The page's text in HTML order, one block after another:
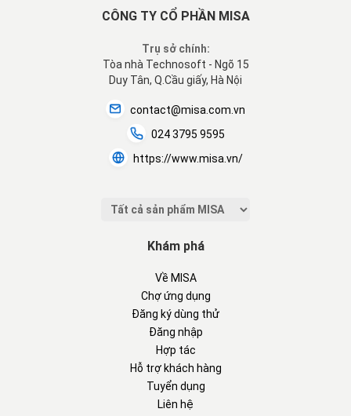
CÔNG TY CỔ PHẦN MISA
Trụ sở chính:
Tòa nhà Technosoft - Ngõ 15
Duy Tân, Q.Cầu giấy, Hà Nội
contact@misa.com.vn
024 3795 9595
https://www.misa.vn/
Khám phá
Về MISA
Chợ ứng dụng
Đăng ký dùng thử
Đăng nhập
Hợp tác
Hỗ trợ khách hàng
Tuyển dụng
Liên hệ